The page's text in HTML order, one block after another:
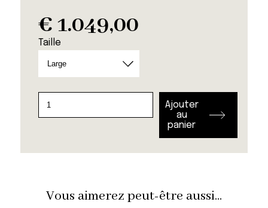
€1.049,00
Taille
La
Ajouter
au
panier
Vous aimerez peut-être aussi...